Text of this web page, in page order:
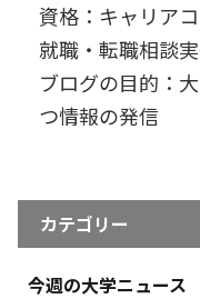
資格：キャリア
就職・転職相談
ブログの目的：
つ情報の発信
カテゴリー
今週の大学ニュース